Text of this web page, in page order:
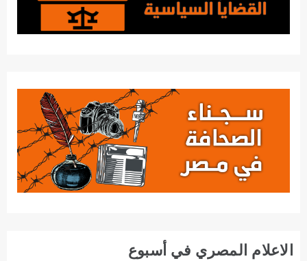
الاعلام المصري في أسبوع